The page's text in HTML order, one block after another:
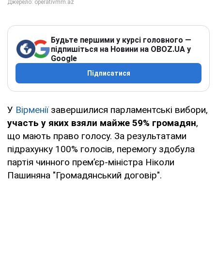
Будьте першими у курсі головного —
підпишіться на Новини на OBOZ.UA у
Google
Підписатися
У Вірменіїзавершилися парламентські вибори,
участь у яких взяли майже 59% громадян,
що мають право голосу. За результатами
підрахунку 100% голосів, перемогу здобула
партія чинного прем’єр-міністра Ніколи
Пашиняна "Громадянський договір".